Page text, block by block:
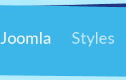
Joomla Styles